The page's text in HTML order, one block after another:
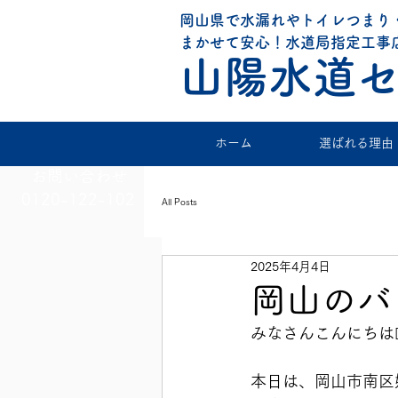
岡山県で水漏れやトイレつまり
山陽水道
まかせて安心！水道局指定工事
ホーム 選ばれる理由
All Posts
岡山の
2025年4月4日
みなさんこんにちは
本日は、岡山市南